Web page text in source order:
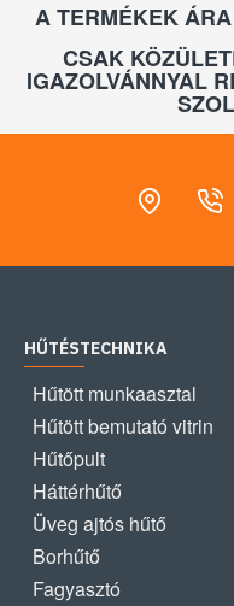
A TERMÉKEK
CSAK
IGAZOLVÁNNYAL
HŰTÉSTECHNIKA
Hűtött munkaasztal
Hűtött bemutató vitrin
Hűtőpult
Háttérhűtő
Üveg ajtós hűtő
Borhűtő
Fagyasztó